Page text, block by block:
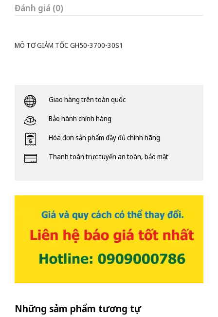
Đánh giá (0)
MÔ TƠ GIẢM TỐC GH50-3700-30S1
Giao hàng trên toàn quốc
Bảo hành chính hàng
Hóa đơn sản phẩm đầy đủ chính hãng
Thanh toán trực tuyến an toàn, bảo mật
Những sảm phẩm tương tự